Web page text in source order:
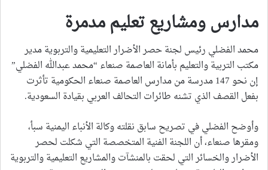
مدارس ومشاريع تعليم مدمرة
محمد الفضلي رئيس لجنة حصر الأضرار التعليمية والتربوية مدير
مكتب التربية والتعليم بأمانة العاصمة صنعاء “محمد عبدالله الفضلي”
إن نحو 147 مدرسة من مدارس العاصمة صنعاء الحكومية تأثرت
بفعل القصف الذي تشنه طائرات التحالف العربي بقيادة السعودية.
وأوضح الفضلي في تصريح سابق نقلته وكالة الأنباء اليمنية سبأ،
ومقرها صنعاء، أن اللجنة الفنية المتخصصة التي شكلت لحصر
الأضرار والخسائر التي لحقت بالمنشآت والمشاريع التعليمية والتربوية